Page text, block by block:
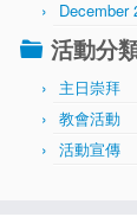
December
活動分
主日崇拜
教會活動
活動宣傳